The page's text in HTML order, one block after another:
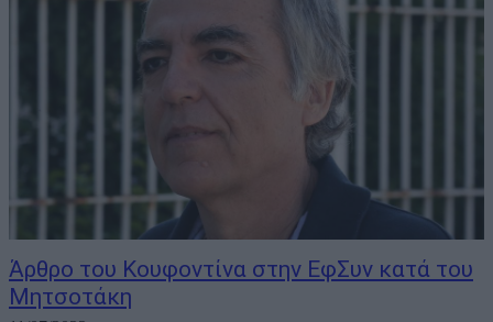
Άρθρο του Κουφοντίνα στην ΕφΣυν κατά του
Μητσοτάκη